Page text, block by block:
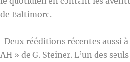
de Baltimore.
Deux rééditions récentes aussi
AH » de G. Steiner. L’un des